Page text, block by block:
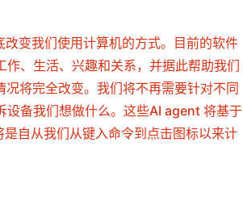
变我们使用计算机的方式。目前的软件
、生活、兴趣和关系，并据此帮助我们
将完全改变。我们将不再需要针对不同
设备我们想做什么。这些AI agent 将基于
自从我们从键入命令到点击图标以来计